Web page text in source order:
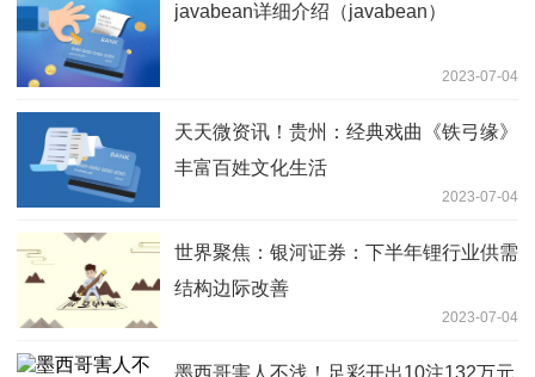
javabean详细介绍（javabean）
2023-07-04
天天微资讯！贵州：经典戏曲《铁弓缘》
丰富百姓文化生活
2023-07-04
世界聚焦：银河证券：下半年锂行业供需
结构边际改善
2023-07-04
墨西哥害人不浅！足彩开出10注132万元